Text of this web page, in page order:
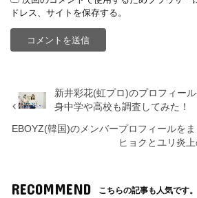
ドレス、サイトを保存する。
新井彩花(虹プロ)のプロフィー
身中学や高校も調査してみた！
EBOYZ(韓国)のメンバープロフィールを
ヒョクとユリ炎上
RECOMMEND こちらの記事も人気です。